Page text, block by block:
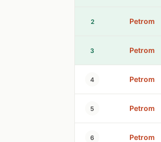
2 Petrom
3 Petrom
4 Petrom
5 Petrom
6 Petrom